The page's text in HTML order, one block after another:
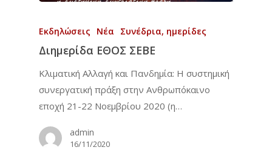
Εκδηλώσεις Νέα Συνέδρια, ημερίδες
Διημερίδα ΕΘΟΣ ΣΕΒΕ
Κλιματική Αλλαγή και Πανδημία: Η συστημική
συνεργατική πράξη στην Ανθρωπόκαινο
εποχή 21-22 Νοεμβρίου 2020 (η…
admin
16/11/2020